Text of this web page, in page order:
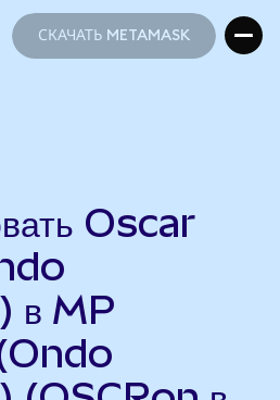
СКАЧАТЬ METAMASK
Oscar
в MP